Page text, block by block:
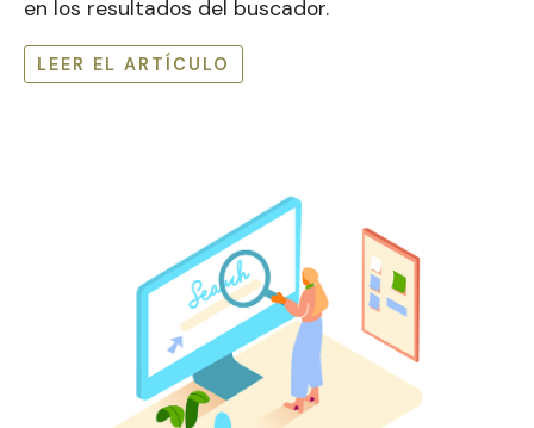
en los resultados del buscador.
LEER EL ARTÍCULO